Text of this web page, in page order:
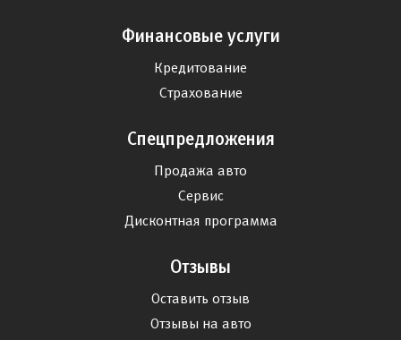
Финансовые услуги
Кредитование
Страхование
Спецпредложения
Продажа авто
Сервис
Дисконтная программа
Отзывы
Оставить отзыв
Отзывы на авто